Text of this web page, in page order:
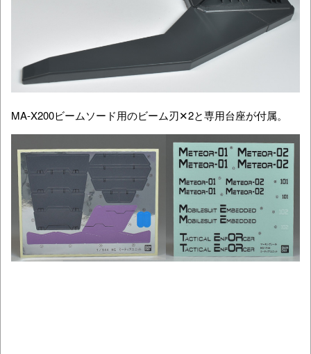
MA-X200ビームソード用のビーム刃✕2と専用台座が付属。